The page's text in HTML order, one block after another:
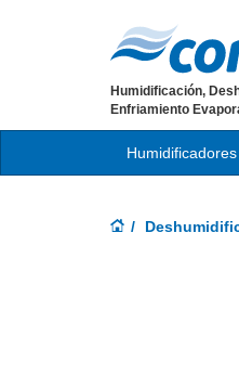
Humidificación,
Enfriamiento
Humidificadores